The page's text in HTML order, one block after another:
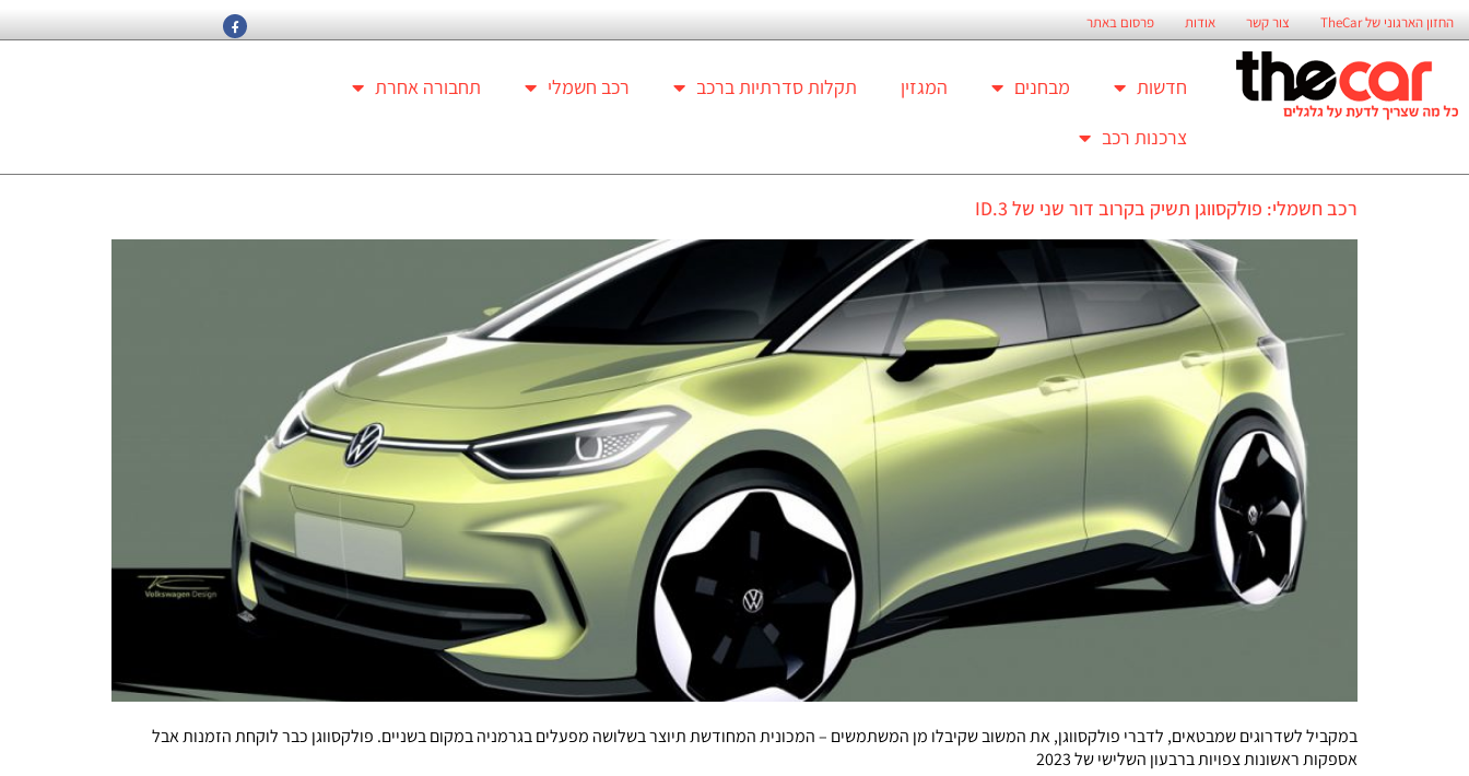
החזון הארגוני של TheCar צור קשר אודות פרסום באתר
חדשות מבחנים המגזין תקלות סדרתיות ברכב רכב חשמלי
תחבורה אחרת
צרכנות רכב
רכב חשמלי: פולקסווגן תשיק בקרוב דור שני של ID.3
במקביל לשדרוגים שמבטאים, לדברי פולקסווגן, את המשוב שקיבלו מן המשתמשים – המכונית המחודשת תיוצר בשלושה מפעלים בגרמניה במקום בשניים. פולקסווגן כבר לוקחת הזמנות אבל
אספקות ראשונות צפויות ברבעון השלישי של 2023